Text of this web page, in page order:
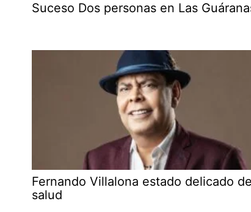
Suceso Dos personas en Las
Fernando Villalona estado delicado de
salud